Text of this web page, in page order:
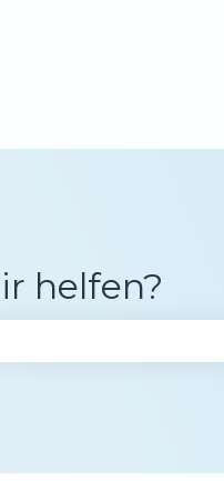
anzeigen
helfen?